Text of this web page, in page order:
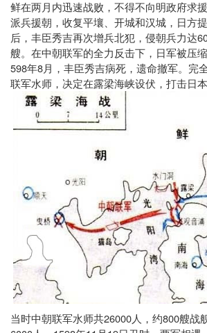
鲜在两月内迅速战败，不得不向明政府求援
派兵援朝，收复平壤、开城和汉城，日方提
后，丰臣秀吉再次增兵北犯，侵朝兵力达
艘。在中朝联军的全力反击下，日军被压
598年8月，丰臣秀吉病死，遗命撤军。完
联军水师，决定在露梁海峡设伏，打击日本
当时中朝联军水师共26000人，约800艘战